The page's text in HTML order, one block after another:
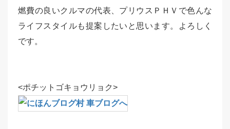
燃費の良いクルマの代表、プリウスＰＨＶで色んな
ライフスタイルも提案したいと思います。よろしく
です。
<ポチットゴキョウリョク>